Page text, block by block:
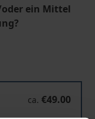
ein Mittel
ca. €49.00